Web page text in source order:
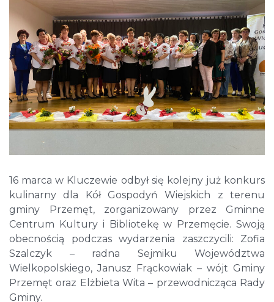
16 marca w Kluczewie odbył się kolejny już konkurs
kulinarny dla Kół Gospodyń Wiejskich z terenu
gminy Przemęt, zorganizowany przez Gminne
Centrum Kultury i Bibliotekę w Przemęcie. Swoją
obecnością podczas wydarzenia zaszczycili: Zofia
Szalczyk – radna Sejmiku Województwa
Wielkopolskiego, Janusz Frąckowiak – wójt Gminy
Przemęt oraz Elżbieta Wita – przewodnicząca Rady
Gminy.